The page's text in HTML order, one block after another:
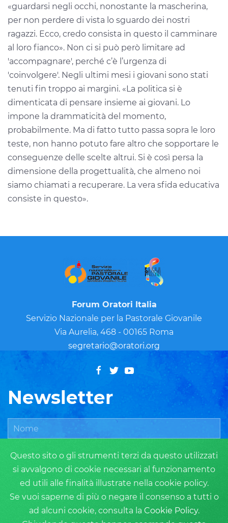
Questo sito o gli strumenti terzi da questo utilizzati
si avvalgono di cookie necessari al funzionamento
ed utili alle finalità illustrate nella cookie policy.
Se vuoi saperne di più o negare il consenso a tutti o
ad alcuni cookie, consulta la Cookie Policy.
«guardarsi negli occhi, nonostante la mascherina,
per non perdere di vista lo sguardo dei nostri
ragazzi. Ecco, credo consista in questo il camminare
al loro fianco». Non ci si può però limitare ad
'accompagnare', perché c’è l’urgenza di
'coinvolgere'. Negli ultimi mesi i giovani sono stati
tenuti fin troppo ai margini. «La politica si è
dimenticata di pensare insieme ai giovani. Lo
impone la drammaticità del momento,
probabilmente. Ma di fatto tutto passa sopra le loro
teste, non hanno potuto fare altro che sopportare le
conseguenze delle scelte altrui. Si è così persa la
dimensione della progettualità, che almeno noi
siamo chiamati a recuperare. La vera sfida educativa
consiste in questo».
Forum Oratori Italia
Servizio Nazionale per la Pastorale Giovanile
Via Aurelia, 468 - 00165 Roma
segretario@oratori.org
Newsletter
ISCRIVITI